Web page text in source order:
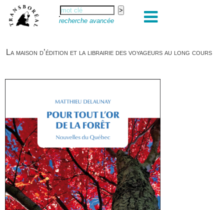
recherche avancée
La maison d’édition et la librairie des voyageurs au long cours